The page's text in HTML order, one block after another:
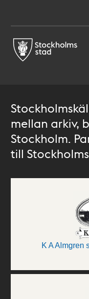
mellan arkiv,
Stockholm.
till
K A Almgren